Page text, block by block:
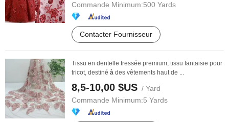
Commande Minimum:500 Yards
Contacter Fournisseur
Tissu en dentelle tressée premium, tissu fantaisie pour
tricot, destiné à des vêtements haut de ...
8,5-10,00 $US / Yard
Commande Minimum:5 Yards